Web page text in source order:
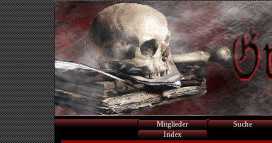
Mitglieder
Suche
Index